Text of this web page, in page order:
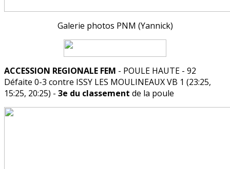
Galerie photos PNM (Yannick)
ACCESSION REGIONALE FEM - POULE HAUTE - 92
Défaite 0-3 contre ISSY LES MOULINEAUX VB 1 (23:25,
15:25, 20:25) - 3e du classement de la poule